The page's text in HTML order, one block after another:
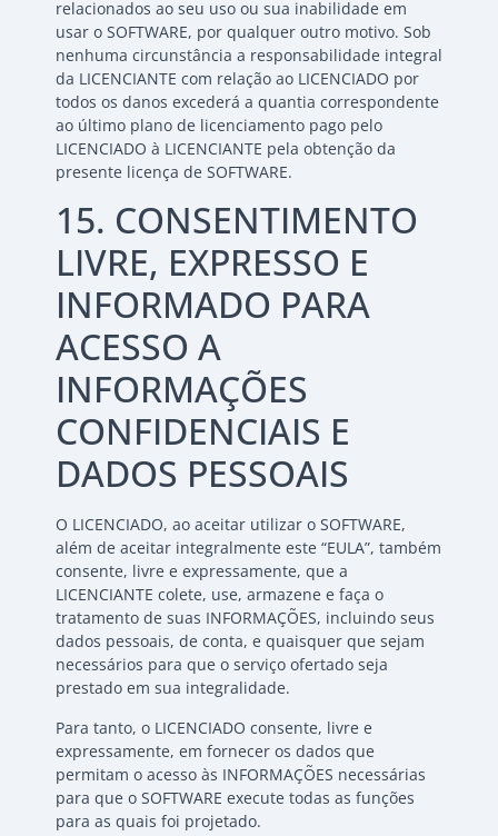
relacionados ao seu uso ou sua inabilidade em
usar o SOFTWARE, por qualquer outro motivo. Sob
nenhuma circunstância a responsabilidade integral
da LICENCIANTE com relação ao LICENCIADO por
todos os danos excederá a quantia correspondente
ao último plano de licenciamento pago pelo
LICENCIADO à LICENCIANTE pela obtenção da
presente licença de SOFTWARE.
15. CONSENTIMENTO
LIVRE, EXPRESSO E
INFORMADO PARA
ACESSO A
INFORMAÇÕES
CONFIDENCIAIS E
DADOS PESSOAIS
O LICENCIADO, ao aceitar utilizar o SOFTWARE,
além de aceitar integralmente este “EULA”, também
consente, livre e expressamente, que a
LICENCIANTE colete, use, armazene e faça o
tratamento de suas INFORMAÇÕES, incluindo seus
dados pessoais, de conta, e quaisquer que sejam
necessários para que o serviço ofertado seja
prestado em sua integralidade.
Para tanto, o LICENCIADO consente, livre e
expressamente, em fornecer os dados que
permitam o acesso às INFORMAÇÕES necessárias
para que o SOFTWARE execute todas as funções
para as quais foi projetado.